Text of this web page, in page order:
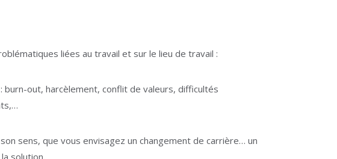
liées au travail et sur le lieu de travail :
out, harcèlement, conflit de valeurs, difficultés
sens, que vous envisagez un changement de carrière… un